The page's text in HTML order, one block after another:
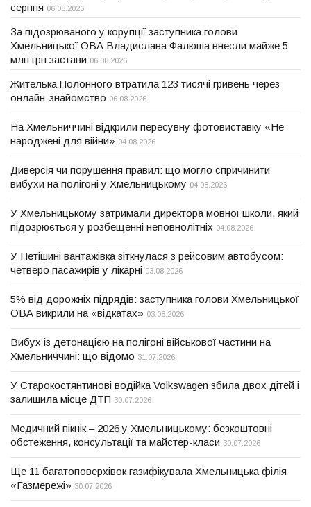
серпня 06.08.2026
За підозрюваного у корупції заступника голови
Хмельницької ОВА Владислава Фалюша внесли майже 5
млн грн застави 06.08.2026
Жителька Полонного втратила 123 тисячі гривень через
онлайн-знайомство 06.08.2026
На Хмельниччині відкрили пересувну фотовиставку «Не
народжені для війни» 04.08.2026
Диверсія чи порушення правил: що могло спричинити
вибухи на полігоні у Хмельницькому 04.08.2026
У Хмельницькому затримали директора мовної школи, який
підозрюється у розбещенні неповнолітніх 04.08.2026
У Нетішині вантажівка зіткнулася з рейсовим автобусом:
четверо пасажирів у лікарні 03.08.2026
5% від дорожніх підрядів: заступника голови Хмельницької
ОВА викрили на «відкатах» 03.08.2026
Вибух із детонацією на полігоні військової частини на
Хмельниччині: що відомо 31.07.2026
У Старокостянтинові водійка Volkswagen збила двох дітей і
залишила місце ДТП 30.07.2026
Медичний пікнік – 2026 у Хмельницькому: безкоштовні
обстеження, консультації та майстер-класи 30.07.2026
Ще 11 багатоповерхівок газифікувала Хмельницька філія
«Газмережі» 30.07.2026